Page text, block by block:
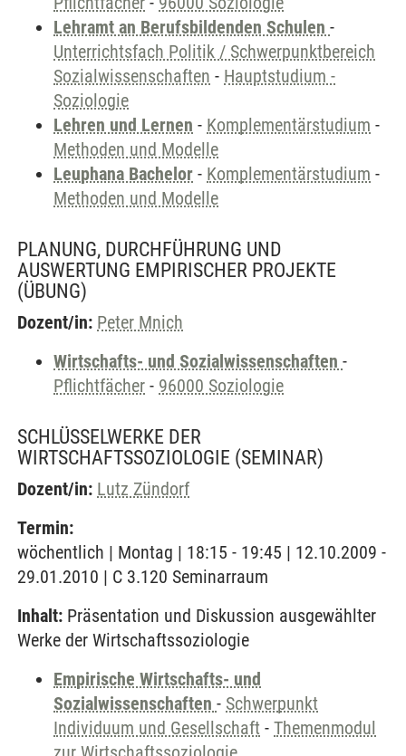
Lehramt an Berufsbildenden Schulen -
Unterrichtsfach Politik / Schwerpunktbereich
Sozialwissenschaften - Hauptstudium -
Soziologie
Lehren und Lernen - Komplementärstudium -
Methoden und Modelle
Leuphana Bachelor - Komplementärstudium -
Methoden und Modelle
PLANUNG, DURCHFÜHRUNG UND
AUSWERTUNG EMPIRISCHER PROJEKTE
(ÜBUNG)
Dozent/in: Peter Mnich
Wirtschafts- und Sozialwissenschaften -
Pflichtfächer - 96000 Soziologie
SCHLÜSSELWERKE DER
WIRTSCHAFTSSOZIOLOGIE (SEMINAR)
Dozent/in: Lutz Zündorf
Termin:
wöchentlich | Montag | 18:15 - 19:45 | 12.10.2009 -
29.01.2010 | C 3.120 Seminarraum
Inhalt: Präsentation und Diskussion ausgewählter
Werke der Wirtschaftssoziologie
Empirische Wirtschafts- und
Sozialwissenschaften - Schwerpunkt
Individuum und Gesellschaft - Themenmodul